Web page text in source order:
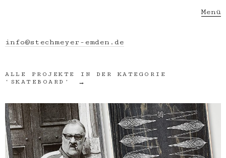
Menü
info@stechmeyer-emden.de
ALLE PROJEKTE IN DER KATEGORIE
‘ SKATEBOARD ’